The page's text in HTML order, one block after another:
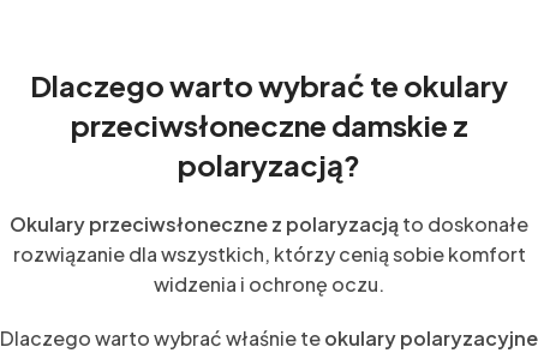
Dlaczego warto wybrać te okulary
przeciwsłoneczne damskie z
polaryzacją?
Okulary przeciwsłoneczne z polaryzacjąto doskonałe
rozwiązanie dla wszystkich, którzy cenią sobie komfort
widzenia i ochronę oczu.
Dlaczego warto wybrać właśnie teokulary polaryzacyjne